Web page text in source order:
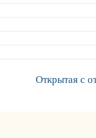
Открытая с